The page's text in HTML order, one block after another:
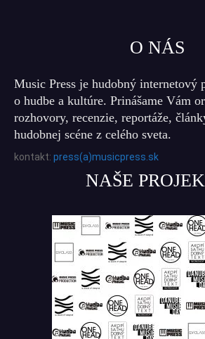
O NÁS
Music Press je hudobný internetový
o hudbe a kultúre. Prinášame Vám
rozhovory, recenzie, reportáže,
hudobnej scéne z celého sveta.
kontakt: press(a)musicpress.sk
NAŠE